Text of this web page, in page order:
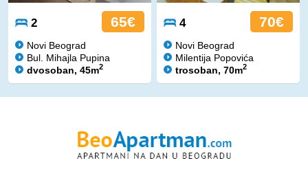
2 65€
Novi Beograd
Bul. Mihajla Pupina
dvosoban, 45m2
4 70€
Novi Beograd
Milentija Popovića
trosoban, 70m2